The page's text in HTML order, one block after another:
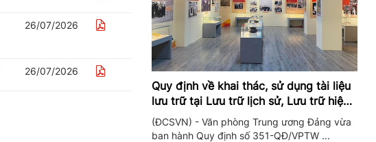
26/07/2026
26/07/2026
Quy định về khai thác, sử dụng tài liệu
lưu trữ tại Lưu trữ lịch sử, Lưu trữ hiện
hành của Trung ương Đảng và Văn
phòng Trung ương Đảng
(ĐCSVN) - Văn phòng Trung ương Đảng vừa
ban hành Quy định số 351-QĐ/VPTW ...